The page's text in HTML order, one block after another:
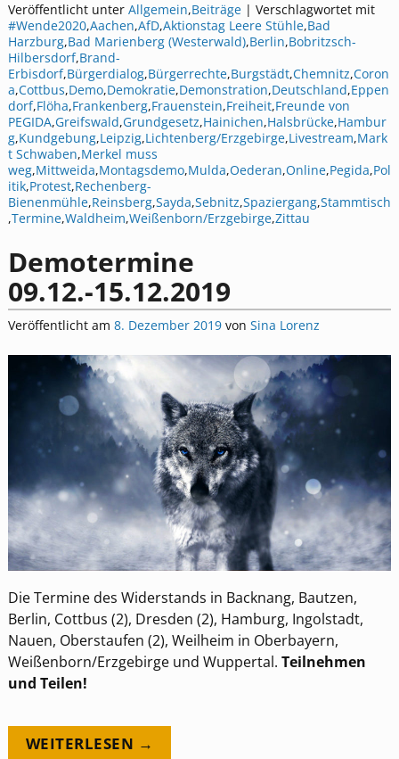
Veröffentlicht unter Allgemein,Beiträge| Verschlagwortet mit
#Wende2020,Aachen,AfD,Aktionstag Leere Stühle,Bad
Harzburg,Bad Marienberg (Westerwald),Berlin,Bobritzsch-
Hilbersdorf,Brand-
Erbisdorf,Bürgerdialog,Bürgerrechte,Burgstädt,Chemnitz,Coron
a,Cottbus,Demo,Demokratie,Demonstration,Deutschland,Eppen
dorf,Flöha,Frankenberg,Frauenstein,Freiheit,Freunde von
PEGIDA,Greifswald,Grundgesetz,Hainichen,Halsbrücke,Hambur
g,Kundgebung,Leipzig,Lichtenberg/Erzgebirge,Livestream,Mark
t Schwaben,Merkel muss
weg,Mittweida,Montagsdemo,Mulda,Oederan,Online,Pegida,Pol
itik,Protest,Rechenberg-
Bienenmühle,Reinsberg,Sayda,Sebnitz,Spaziergang,Stammtisch
,Termine,Waldheim,Weißenborn/Erzgebirge,Zittau
Demotermine
09.12.-15.12.2019
Veröffentlicht am 8. Dezember 2019 von Sina Lorenz
Die Termine des Widerstands in Backnang, Bautzen,
Berlin, Cottbus (2), Dresden (2), Hamburg, Ingolstadt,
Nauen, Oberstaufen (2), Weilheim in Oberbayern,
Weißenborn/Erzgebirge und Wuppertal. Teilnehmen
und Teilen!
WEITERLESEN →